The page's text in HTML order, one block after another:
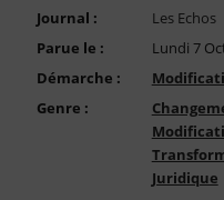
Journal :
Les Echos
Parue le :
Lundi 7
Démarche :
Genre :
Juridique